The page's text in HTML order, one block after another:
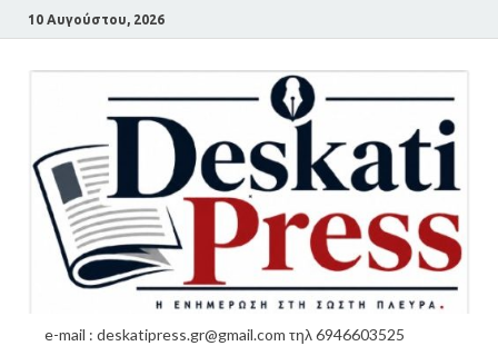
10 Αυγούστου, 2026
e-mail : deskatipress.gr@gmail.com τηλ 6946603525